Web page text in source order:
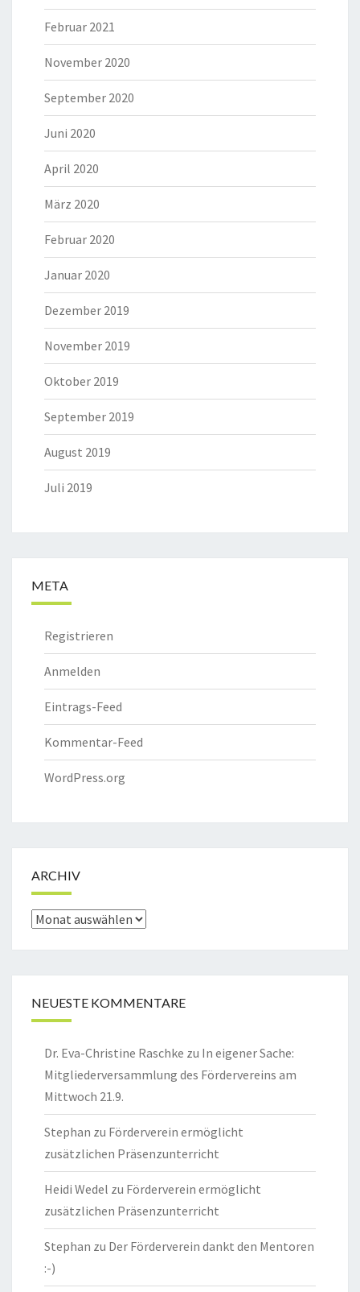
Februar 2021
November 2020
September 2020
Juni 2020
April 2020
März 2020
Februar 2020
Januar 2020
Dezember 2019
November 2019
Oktober 2019
September 2019
August 2019
Juli 2019
META
Registrieren
Anmelden
Eintrags-Feed
Kommentar-Feed
WordPress.org
ARCHIV
Archiv
NEUESTE KOMMENTARE
Dr. Eva-Christine Raschke zu In eigener Sache:
Mitgliederversammlung des Fördervereins am
Mittwoch 21.9.
Stephan zu Förderverein ermöglicht
zusätzlichen Präsenzunterricht
Heidi Wedel zu Förderverein ermöglicht
zusätzlichen Präsenzunterricht
Stephan zu Der Förderverein dankt den Mentoren
:-)